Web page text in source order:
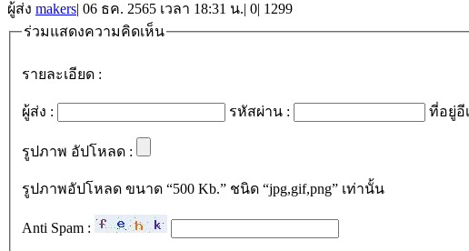
ผู้ส่ง makers| 06 ธค. 2565 เวลา 18:31 น.| 0| 1299
ร่วมแสดงความคิดเห็น
รายละเอียด :
ผู้ส่ง : รหัสผ่าน : ที่อยู่อี
รูปภาพ อัปโหลด :
รูปภาพอัปโหลด ขนาด “500 Kb.” ชนิด “jpg,gif,png” เท่านั้น
Anti Spam :